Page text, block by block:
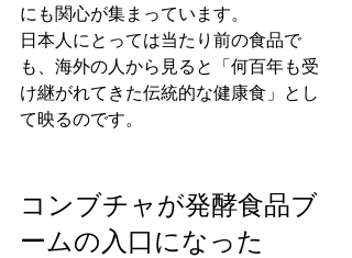
にも関心が集まっています。
日本人にとっては当たり前の食品で
も、海外の人から見ると「何百年も受
け継がれてきた伝統的な健康食」とし
て映るのです。
コンブチャが発酵食品ブ
ームの入口になった